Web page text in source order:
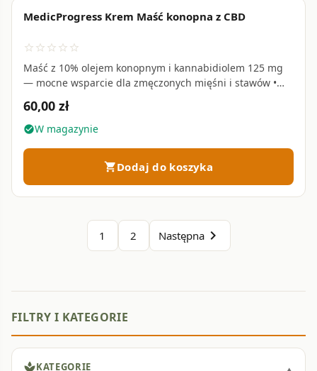
spaKATEGORIE
MedicProgress Krem Maść konopna z CBD
star_border star_border star_border star_border star_border
Maść z 10% olejem konopnym i kannabidiolem 125 mg
— mocne wsparcie dla zmęczonych mięśni i stawów •
60,00 zł
check_circleW magazynie
shopping_cartDodaj do koszyka
1 2 Następnachevron_right